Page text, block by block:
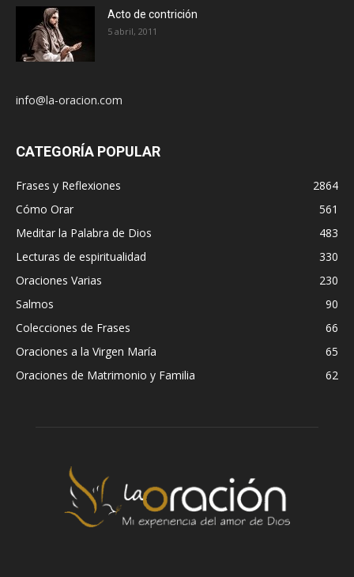
Acto de contrición
5 abril, 2011
info@la-oracion.com
CATEGORÍA POPULAR
Frases y Reflexiones
2864
Cómo Orar
561
Meditar la Palabra de Dios
483
Lecturas de espiritualidad
330
Oraciones Varias
230
Salmos
90
Colecciones de Frases
66
Oraciones a la Virgen María
65
Oraciones de Matrimonio y Familia
62